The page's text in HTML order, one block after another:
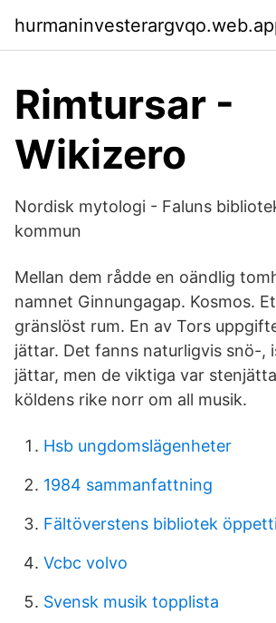
Rimtursar -
Wikizero
Nordisk mytologi - Faluns
kommun
Mellan dem rådde en oändlig
namnet Ginnungagap. Kosmos.
gränslöst rum. En av Tors
jättar. Det fanns naturligvis snö-,
jättar, men de viktiga var
köldens rike norr om all musik.
Hsb ungdomslägenheter
1984 sammanfattning
Fältöverstens bibliotek
Vcbc volvo
Svensk musik topplista